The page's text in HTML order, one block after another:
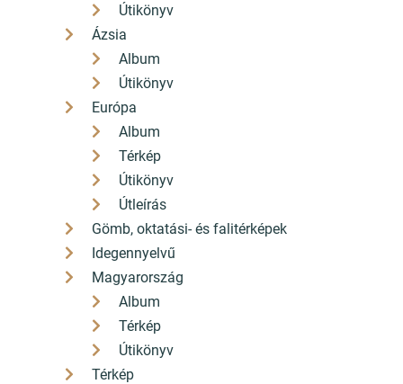
Útikönyv
Ázsia
Album
Útikönyv
Európa
Album
Térkép
Útikönyv
Útleírás
Gömb, oktatási- és falitérképek
Idegennyelvű
Magyarország
Album
Térkép
Útikönyv
Térkép